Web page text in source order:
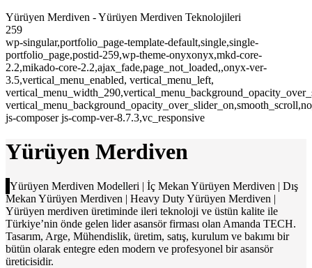
Yürüyen Merdiven - Yürüyen Merdiven Teknolojileri
259
wp-singular,portfolio_page-template-default,single,single-
portfolio_page,postid-259,wp-theme-onyxonyx,mkd-core-
2.2,mikado-core-2.2,ajax_fade,page_not_loaded,,onyx-ver-
3.5,vertical_menu_enabled, vertical_menu_left,
js-composer js-comp-ver-8.7.3,vc_responsive
Yürüyen Merdiven
Yürüyen Merdiven Modelleri | İç Mekan Yürüyen Merdiven | Dış
Mekan Yürüyen Merdiven | Heavy Duty Yürüyen Merdiven |
Yürüyen merdiven üretiminde ileri teknoloji ve üstün kalite ile
Türkiye’nin önde gelen lider asansör firması olan Amanda TECH.
Tasarım, Arge, Mühendislik, üretim, satış, kurulum ve bakımı bir
bütün olarak entegre eden modern ve profesyonel bir asansör
üreticisidir.